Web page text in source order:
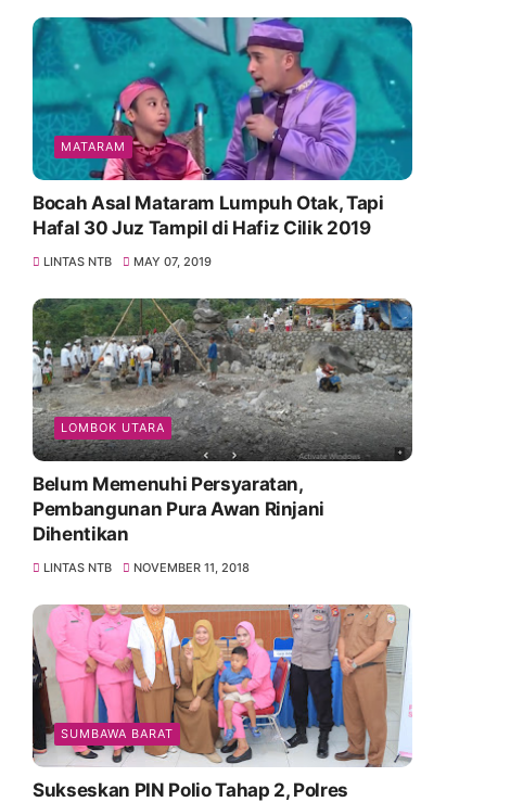
MATARAM
Bocah Asal Mataram Lumpuh Otak, Tapi
Hafal 30 Juz Tampil di Hafiz Cilik 2019
LINTAS NTB MAY 07, 2019
LOMBOK UTARA
Belum Memenuhi Persyaratan,
Pembangunan Pura Awan Rinjani
Dihentikan
LINTAS NTB NOVEMBER 11, 2018
SUMBAWA BARAT
Sukseskan PIN Polio Tahap 2, Polres